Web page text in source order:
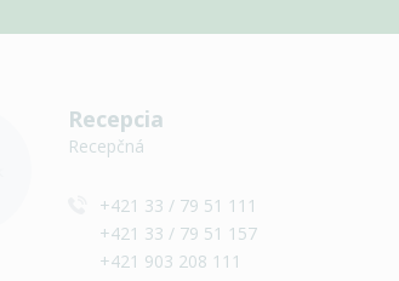
Recepcia
Recepčná
+421 33 / 79 51 111
+421 33 / 79 51 157
+421 903 208 111